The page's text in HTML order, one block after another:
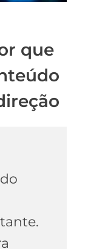
que